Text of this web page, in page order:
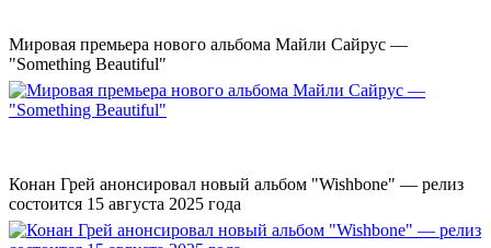
Мировая премьера нового альбома Майли Сайрус —
"Something Beautiful"
Конан Грей анонсировал новый альбом "Wishbone" — релиз
состоится 15 августа 2025 года